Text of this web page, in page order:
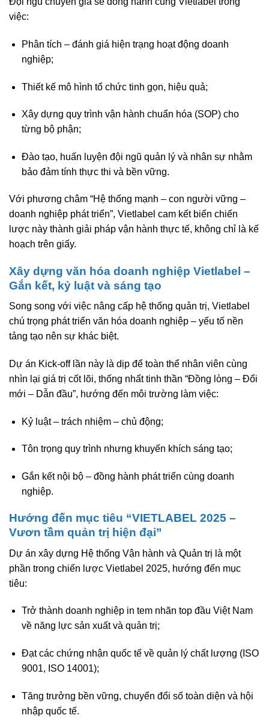
việc:
Phân tích – đánh giá hiện trạng hoạt động doanh
nghiệp;
Thiết kế mô hình tổ chức tinh gọn, hiệu quả;
Xây dựng quy trình vận hành chuẩn hóa (SOP) cho
từng bộ phận;
Đào tạo, huấn luyện đội ngũ quản lý và nhân sự nhằm
bảo đảm tính thực thi và bền vững.
Với phương châm “Hệ thống mạnh – con người vững –
doanh nghiệp phát triển”, Vietlabel cam kết biến chiến
lược này thành giải pháp vận hành thực tế, không chỉ là kế
hoạch trên giấy.
Xây dựng văn hóa doanh nghiệp Vietlabel –
Gắn kết, kỷ luật và sáng tạo
Song song với việc nâng cấp hệ thống quản trị, Vietlabel
chú trọng phát triển văn hóa doanh nghiệp – yếu tố nền
tảng tạo nên sự khác biệt.
Dự án Kick-off lần này là dịp để toàn thể nhân viên cùng
nhìn lại giá trị cốt lõi, thống nhất tinh thần “Đồng lòng – Đổi
mới – Dẫn đầu”, hướng đến môi trường làm việc:
Kỷ luật – trách nhiệm – chủ động;
Tôn trọng quy trình nhưng khuyến khích sáng tạo;
Gắn kết nội bộ – đồng hành phát triển cùng doanh
nghiệp.
Hướng đến mục tiêu “VIETLABEL 2025 –
Vươn tầm quản trị hiện đại”
Dự án xây dựng Hệ thống Vận hành và Quản trị là một
phần trong chiến lược Vietlabel 2025, hướng đến mục
tiêu:
Trở thành doanh nghiệp in tem nhãn top đầu Việt Nam
về năng lực sản xuất và quản trị;
Đạt các chứng nhận quốc tế về quản lý chất lượng (ISO
9001, ISO 14001);
Tăng trưởng bền vững, chuyển đổi số toàn diện và hội
nhập quốc tế.